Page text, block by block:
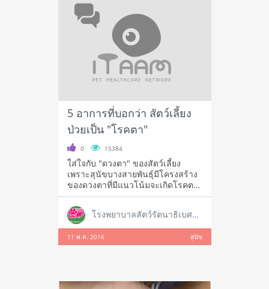
5 อาการที่บอกว่า สัตว์เลี้ยง
ป่วยเป็น "โรคตา"
0 15384
ใส่ใจกับ "ดวงตา" ของสัตว์เลี้ยง
เพราะสุนัขบางสายพันธุ์มีโครงสร้าง
ของดวงตาที่มีแนวโน้มจะเกิดโรคตา
ได้ง
โรงพยาบาลสัตว์รัตนาธิเบศร์ สาขาใหญ่ ราชพฤกษ์
11 พ.ค. 2016 สุนัข